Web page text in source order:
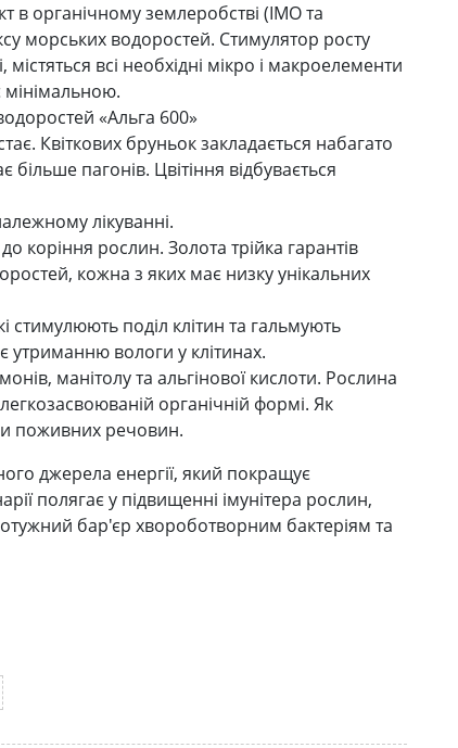
в органічному землеробстві (IMO та
морських водоростей. Стимулятор росту
всі необхідні мікро і макроелементи
«Альга 600»
Квіткових бруньок закладається набагато
пагонів. Цвітіння відбувається
лікуванні.
коріння рослин. Золота трійка гарантів
кожна з яких має низку унікальних
стимулюють поділ клітин та гальмують
утриманню вологи у клітинах.
манітолу та альгінової кислоти. Рослина
органічній формі. Як
поживних речовин.
джерела енергії, який покращує
полягає у підвищенні імунітера рослин,
бар'єр хвороботворним бактеріям та